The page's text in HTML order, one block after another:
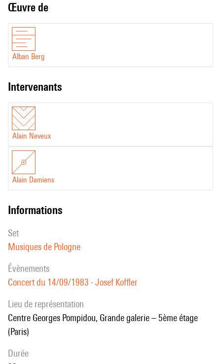
Œuvre de
Alban Berg
intervenants
Alain Neveux
Alain Damiens
informations
set
Musiques de Pologne
évènements
Concert du 14/09/1983 - Josef Koffler
Lieu de représentation
Centre Georges Pompidou, Grande galerie – 5ème étage
(Paris)
durée